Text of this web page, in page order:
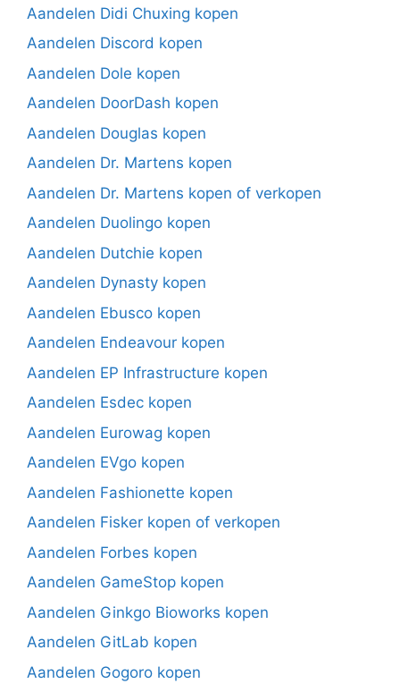
Aandelen Didi Chuxing kopen
Aandelen Discord kopen
Aandelen Dole kopen
Aandelen DoorDash kopen
Aandelen Douglas kopen
Aandelen Dr. Martens kopen
Aandelen Dr. Martens kopen of verkopen
Aandelen Duolingo kopen
Aandelen Dutchie kopen
Aandelen Dynasty kopen
Aandelen Ebusco kopen
Aandelen Endeavour kopen
Aandelen EP Infrastructure kopen
Aandelen Esdec kopen
Aandelen Eurowag kopen
Aandelen EVgo kopen
Aandelen Fashionette kopen
Aandelen Fisker kopen of verkopen
Aandelen Forbes kopen
Aandelen GameStop kopen
Aandelen Ginkgo Bioworks kopen
Aandelen GitLab kopen
Aandelen Gogoro kopen